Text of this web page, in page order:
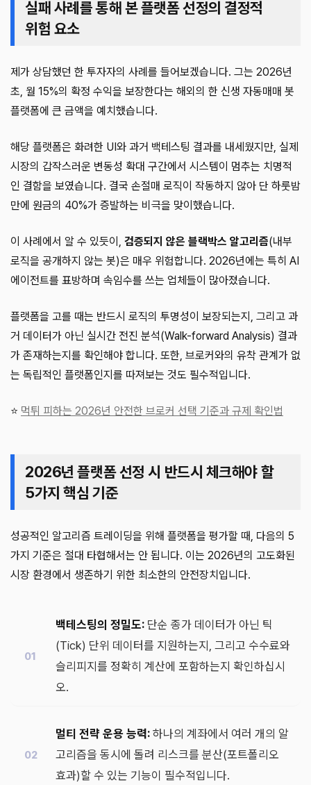
실패 사례를 통해 본 플랫폼 선정의 결정적
위험 요소
제가 상담했던 한 투자자의 사례를 들어보겠습니다. 그는 2026년
초, 월 15%의 확정 수익을 보장한다는 해외의 한 신생 자동매매 봇
플랫폼에 큰 금액을 예치했습니다.
해당 플랫폼은 화려한 UI와 과거 백테스팅 결과를 내세웠지만, 실제
시장의 갑작스러운 변동성 확대 구간에서 시스템이 멈추는 치명적
인 결함을 보였습니다. 결국 손절매 로직이 작동하지 않아 단 하룻밤
만에 원금의 40%가 증발하는 비극을 맞이했습니다.
이 사례에서 알 수 있듯이, 검증되지 않은 블랙박스 알고리즘(내부
로직을 공개하지 않는 봇)은 매우 위험합니다. 2026년에는 특히 AI
에이전트를 표방하며 속임수를 쓰는 업체들이 많아졌습니다.
플랫폼을 고를 때는 반드시 로직의 투명성이 보장되는지, 그리고 과
거 데이터가 아닌 실시간 전진 분석(Walk-forward Analysis) 결과
가 존재하는지를 확인해야 합니다. 또한, 브로커와의 유착 관계가 없
는 독립적인 플랫폼인지를 따져보는 것도 필수적입니다.
⭐ 먹튀 피하는 2026년 안전한 브로커 선택 기준과 규제 확인법
2026년 플랫폼 선정 시 반드시 체크해야 할
5가지 핵심 기준
성공적인 알고리즘 트레이딩을 위해 플랫폼을 평가할 때, 다음의 5
가지 기준은 절대 타협해서는 안 됩니다. 이는 2026년의 고도화된
시장 환경에서 생존하기 위한 최소한의 안전장치입니다.
백테스팅의 정밀도: 단순 종가 데이터가 아닌 틱
(Tick) 단위 데이터를 지원하는지, 그리고 수수료와
슬리피지를 정확히 계산에 포함하는지 확인하십시
오.
멀티 전략 운용 능력: 하나의 계좌에서 여러 개의 알
고리즘을 동시에 돌려 리스크를 분산(포트폴리오
효과)할 수 있는 기능이 필수적입니다.